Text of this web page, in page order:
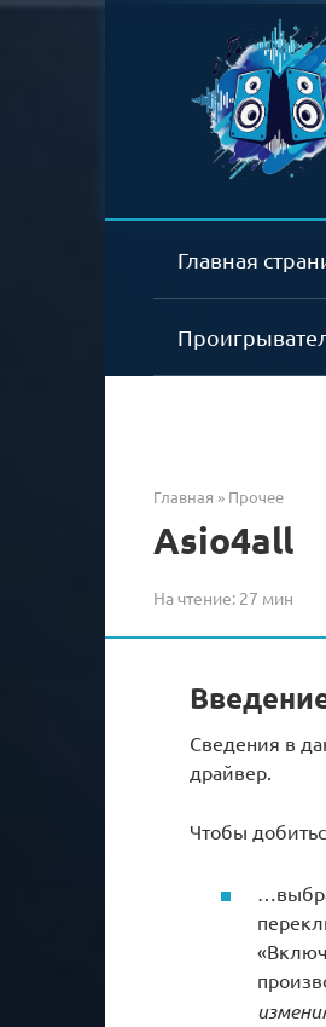
Главная
Главная » Прочее
Asio4all
На чтение: 27 мин
Сведения в
драйвер.
Чтобы